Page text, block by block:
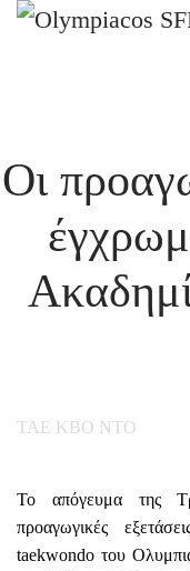
Οι
ΤΑΕ ΚΒΟ ΝΤΟ
Το απόγευμα της
προαγωγικές
taekwondo του